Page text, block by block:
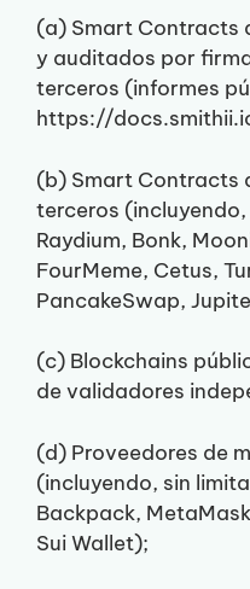
(a) Smart Contracts
y auditados por
terceros (informes
https://
(b) Smart Contracts
terceros
Raydium, Bonk,
FourMeme, Cetus,
PancakeSwap,
(c) Blockchains
de validadores
(d) Proveedores de
(incluyendo, sin
Backpack,
Sui Wallet);